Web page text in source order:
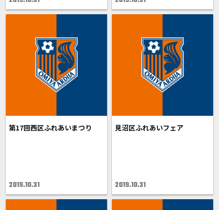
第17回西区ふれあいまつり
2019.10.31
見沼区ふれあいフェア
2019.10.31